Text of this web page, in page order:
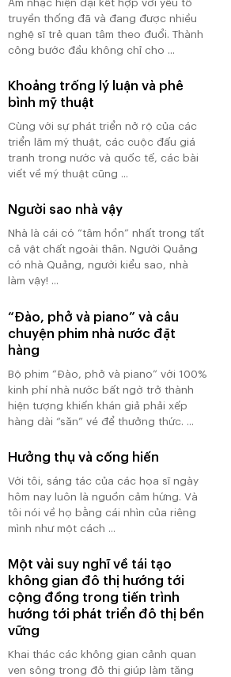
Âm nhạc hiện đại kết hợp với yếu tố
truyền thống đã và đang được nhiều
nghệ sĩ trẻ quan tâm theo đuổi. Thành
công bước đầu không chỉ cho ...
Khoảng trống lý luận và phê
bình mỹ thuật
Cùng với sự phát triển nở rộ của các
triển lãm mỹ thuật, các cuộc đấu giá
tranh trong nước và quốc tế, các bài
viết về mỹ thuật cũng ...
Người sao nhà vậy
Nhà là cái có “tâm hồn” nhất trong tất
cả vật chất ngoài thân. Người Quảng
có nhà Quảng, người kiểu sao, nhà
làm vậy! ...
“Đào, phở và piano” và câu
chuyện phim nhà nước đặt
hàng
Bộ phim “Đào, phở và piano” với 100%
kinh phí nhà nước bất ngờ trở thành
hiện tượng khiến khán giả phải xếp
hàng dài “săn” vé để thưởng thức. ...
Hưởng thụ và cống hiến
Với tôi, sáng tác của các họa sĩ ngày
hôm nay luôn là nguồn cảm hứng. Và
tôi nói về họ bằng cái nhìn của riêng
mình như một cách ...
Một vài suy nghĩ về tái tạo
không gian đô thị hướng tới
cộng đồng trong tiến trình
hướng tới phát triển đô thị bền
vững
Khai thác các không gian cảnh quan
ven sông trong đô thị giúp làm tăng